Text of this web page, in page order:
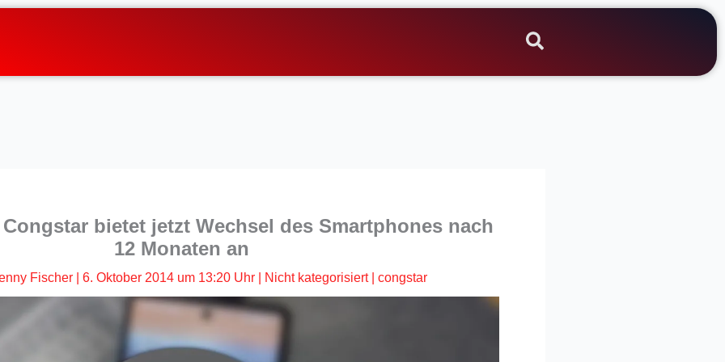
bietet jetzt Wechsel des Smartphones nach
12 Monaten an
Fischer 6. Oktober 2014 um 13:20 Uhr| Nicht kategorisiert| congstar